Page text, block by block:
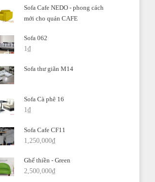
Sofa Cafe NEDO - phong cách
mới cho quán CAFE
Sofa 062
1₫
Sofa thư giãn M14
Sofa Cà phê 16
1₫
Sofa Cafe CF11
1,250,000₫
Ghế thiền - Green
2,500,000₫